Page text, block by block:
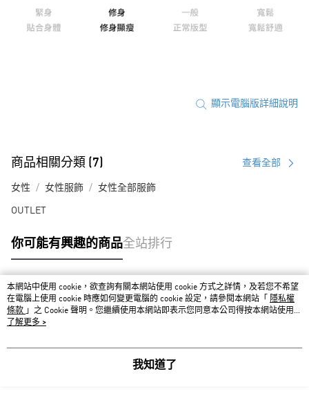
顯示電腦版詳細說明
商品相關分類 (7) 查看全部
女性 女性服飾 女性全部服飾
OUTLET
你可能有興趣的商品全站排行
熱門標籤
本網站中使用 cookie，欲查詢有關本網站使用 cookie 方式之詳情，及若您不希望
在電腦上使用 cookie 時應如何變更電腦的 cookie 設定，請參閱本網站「
隱私權
條款 」之 Cookie 聲明。您繼續使用本網站即表示您同意本公司得按本網站使用條
款之 Cookie 聲明使用 cookie。
了解更多 >
我知道了